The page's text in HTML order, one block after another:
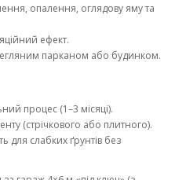
опалення, оглядову яму та
ефект.
парканом або будинком.
процес (1–3 місяці).
(стрічкового або плитного).
для слабких ґрунтів без